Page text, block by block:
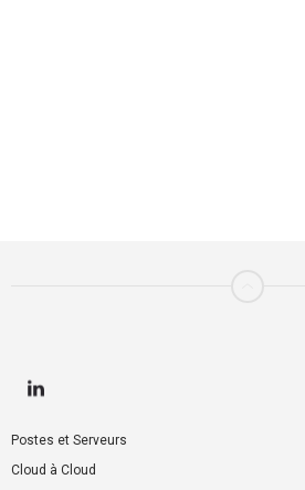
Postes et Serveurs
Cloud à Cloud